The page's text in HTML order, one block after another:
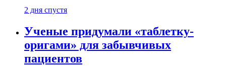
2 дня спустя
Ученые придумали «таблетку-
оригами» для забывчивых
пациентов